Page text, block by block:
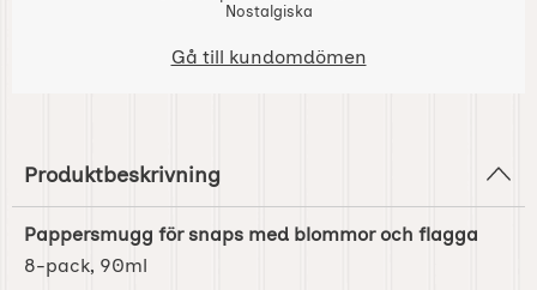
Nostalgiska
Gå till kundomdömen
Produktbeskrivning
Pappersmugg för snaps med blommor och flagga
8-pack, 90ml